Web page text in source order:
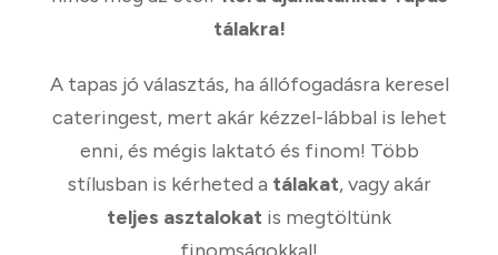
tálakra!
A tapas jó választás, ha állófogadásra keresel
cateringest, mert akár kézzel-lábbal is lehet
enni, és mégis laktató és finom! Több
stílusban is kérheted a tálakat, vagy akár
teljes asztalokat is megtöltünk